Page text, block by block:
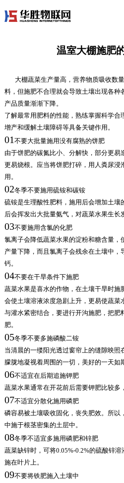
温室大棚施肥
大棚蔬菜生产量高，营养物质吸收数
料，但施肥不合理就会导致土壤出现各种
产品质量渐渐下降。
了解最常用肥料的性能，熟练掌握科学
增产和缓解土壤障碍等具备关键作用。
01 不要大批量施用没有腐熟的饼肥
由于饼肥的碳氮比小、分解快，部分更易
更易烧根。应当将饼肥打碎，用人粪尿浸
用。
02冬季不要施用硫铵和碳铵
硫铵是生理酸性肥料，施用后会增加土壤
后会挥发出大批量氨气，对蔬菜水果生长
03不要施用含氯的化肥
氯离子会降低蔬菜水果的淀粉和糖含量，
产量下降，而且氯离子会残余在土壤中，
钙。
04不要在干旱条件下施肥
蔬菜水果是喜水的作物，在土壤干旱时施
会使土壤溶液浓度急剧上升，更易使蔬菜
与灌水紧密结合，要进行开沟施肥，把肥
肥。
05冬季不要多施磷酸二铵
当清晨的一缕阳光透过窗帘上的缝隙映
朦胧地凝视着周围的一切，美好的一天如
06不适宜在后期追施钾肥
蔬菜水果通常在开花前后需要钾肥比较多
07不适宜分散化施用磷肥
磷容易被土壤吸收固化，丧失肥效。所以
中施于根茎密集的土层中。
08冬季不适宜多施用磷肥和锌肥
蔬菜缺锌时，可将0.05%-0.2%的硫酸锌
施在叶片上。
09不要将铁肥施入土壤中